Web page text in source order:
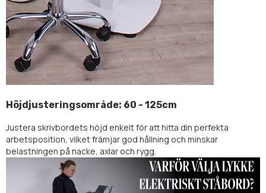
Höjdjusteringsområde: 60 - 125cm
Justera skrivbordets höjd enkelt för att hitta din perfekta
arbetsposition, vilket främjar god hållning och minskar
belastningen på nacke, axlar och rygg.